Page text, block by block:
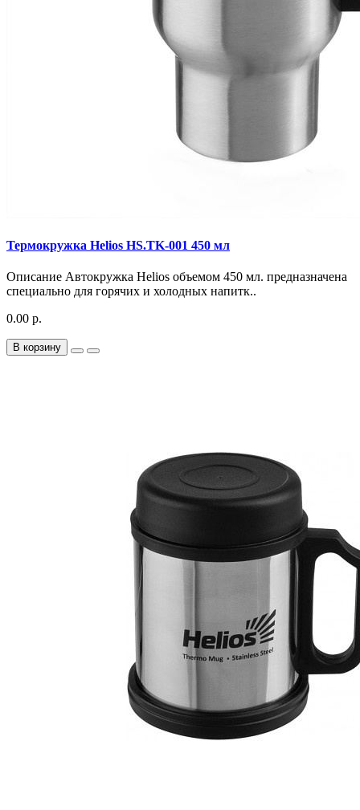
Термокружка Helios HS.TK-001 450 мл
Описание Автокружка Helios объемом 450 мл. предназначена
специально для горячих и холодных напитк..
0.00 р.
В корзину